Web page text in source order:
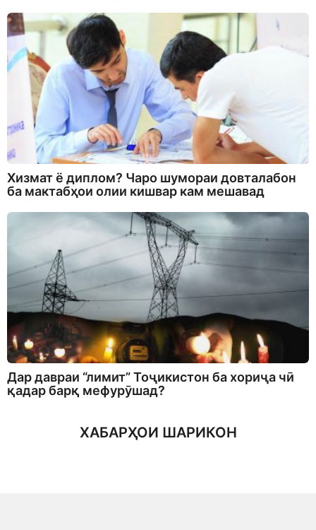
Хизмат ё диплом? Чаро шумораи довталабон
ба мактабҳои олии кишвар кам мешавад
Дар давраи “лимит” Тоҷикистон ба хориҷа чӣ
қадар барқ мефурӯшад?
ХАБАРҲОИ ШАРИКОН